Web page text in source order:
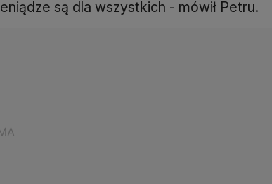
są dla wszystkich - mówił Petru.